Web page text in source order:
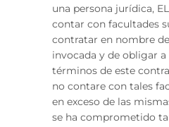
una persona jurídica,
contar con facultades
contratar en nombre
invocada y de obligar
términos de este
no contare con tales
en exceso de las
se ha comprometido